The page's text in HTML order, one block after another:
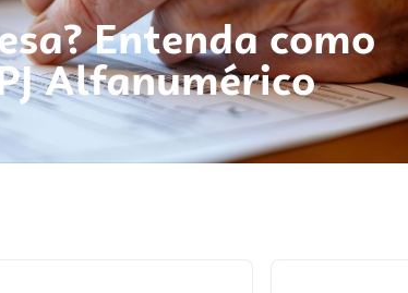
Entenda como
Alfanumérico